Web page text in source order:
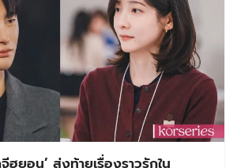
ยอน’ ส่งท้ายเรื่องราวรักใน